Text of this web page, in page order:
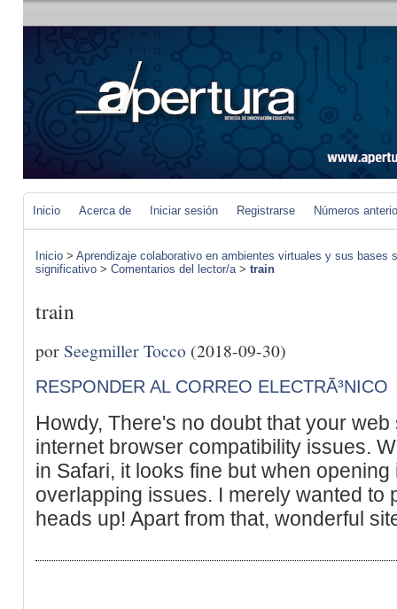
Inicio Acerca de Iniciar sesión Registrarse Números
Inicio > Aprendizaje colaborativo en ambientes virtuales y sus
significativo > Comentarios del lector/a> train
train
porSeegmiller Tocco (2018-09-30)
RESPONDER AL CORREO ELECTRÃ³NICO
Howdy, There's no doubt that your
internet browser compatibility issues.
in Safari, it looks fine but when opening
overlapping issues. I merely wanted to
heads up! Apart from that, wonderful